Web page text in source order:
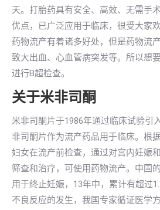
天。打胎药具有安全、高效、无需手
优点，已广泛应用于临床，很受大家
药物流产有着诸多好处，但是药物流
致大出血、心血管病突发等。所以想
进行B超检查。
关于米非司酮
米非司酮片于1986年通过临床试验引
非司酮片作为流产药品用于临床。根
妇女在流产前检查，通过对宫内妊娠
筛查和治疗，可使用药物流产。中国
用于终止妊娠，13年中，累计有超过
不良反应的发生，我国专家循证医学